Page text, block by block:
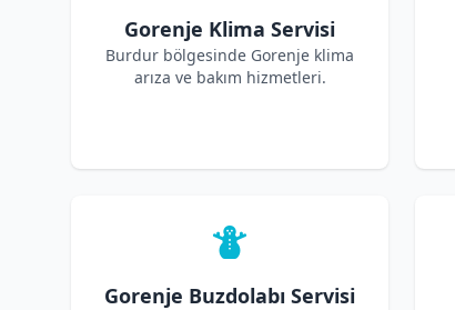
Gorenje Klima Servisi
Burdur bölgesinde Gorenje klima
arıza ve bakım hizmetleri.
Gorenje Buzdolabı Servisi